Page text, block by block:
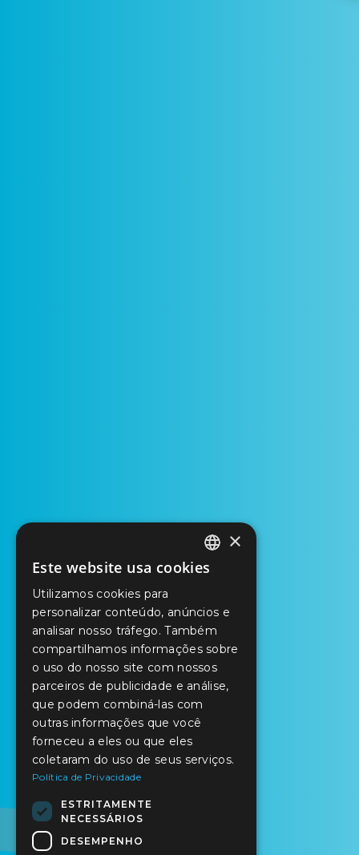
PORTUGUESE
ENGLISH
SPANISH
×
Este website usa cookies
Utilizamos cookies para
personalizar conteúdo, anúncios e
analisar nosso tráfego. Também
compartilhamos informações sobre
o uso do nosso site com nossos
parceiros de publicidade e análise,
que podem combiná-las com
outras informações que você
forneceu a eles ou que eles
coletaram do uso de seus serviços.
Política de Privacidade
ESTRITAMENTE
NECESSÁRIOS
DESEMPENHO